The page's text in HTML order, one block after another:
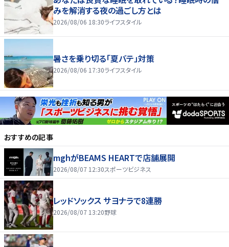
みを解消する夜の過ごし方とは
2026/08/06 18:30ライフスタイル
暑さを乗り切る「夏バテ」対策
2026/08/06 17:30ライフスタイル
おすすめの記事
mghがBEAMS HEARTで店舗展開
2026/08/07 12:30スポーツビジネス
レッドソックス サヨナラで8連勝
2026/08/07 13:20野球